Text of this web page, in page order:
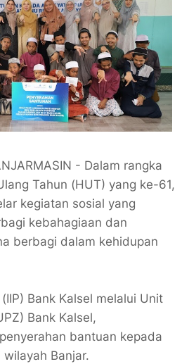
- Dalam rangka
Tahun (HUT) yang ke-61,
kegiatan sosial yang
kebahagiaan dan
berbagi dalam kehidupan
Bank Kalsel melalui Unit
Bank Kalsel,
bantuan kepada
Banjar.